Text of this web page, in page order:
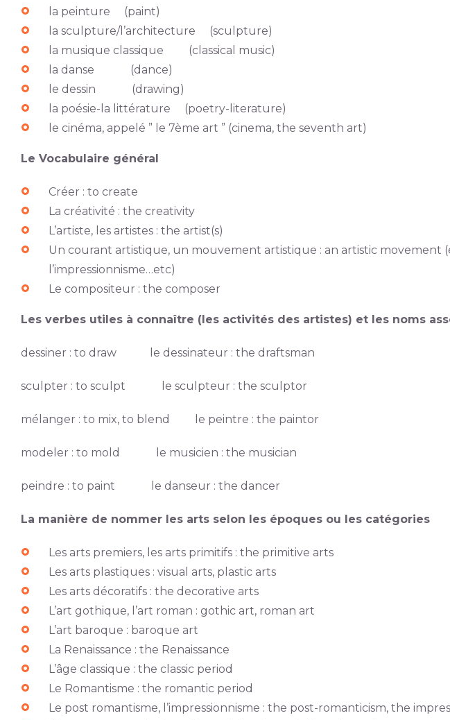
la peinture (paint)
la sculpture/l’architecture (sculpture)
la musique classique (classical music)
la danse (dance)
le dessin (drawing)
la poésie-la littérature (poetry-literature)
le cinéma, appelé ” le 7ème art ” (cinema, the seventh art)
Le Vocabulaire général
Créer : to create
La créativité : the creativity
L’artiste, les artistes : the artist(s)
Un courant artistique, un mouvement artistique : an artistic movement
l’impressionnisme…etc)
Le compositeur : the composer
Les verbes utiles à connaître (les activités des artistes) et les noms
dessiner : to draw le dessinateur : the draftsman
sculpter : to sculpt le sculpteur : the sculptor
mélanger : to mix, to blend le peintre : the paintor
modeler : to mold le musicien : the musician
peindre : to paint le danseur : the dancer
La manière de nommer les arts selon les époques ou les catégories
Les arts premiers, les arts primitifs : the primitive arts
Les arts plastiques : visual arts, plastic arts
Les arts décoratifs : the decorative arts
L’art gothique, l’art roman : gothic art, roman art
L’art baroque : baroque art
La Renaissance : the Renaissance
L’âge classique : the classic period
Le Romantisme : the romantic period
Le post romantisme, l’impressionnisme : the post-romanticism, the